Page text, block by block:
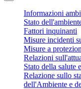
Informazioni
Stato
Fattori inquinanti
Misure incidenti
Misure a
Relazioni
Stato della salute
Relazione sullo
dell'Ambiente e